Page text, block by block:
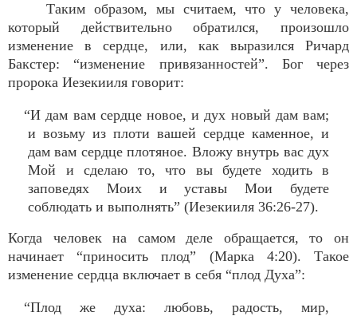
Таким образом, мы считаем, что у человека,
который действительно обратился, произошло
изменение в сердце, или, как выразился Ричард
Бакстер: “изменение привязанностей”. Бог через
пророка Иезекииля говорит:
“И дам вам сердце новое, и дух новый дам вам;
и возьму из плоти вашей сердце каменное, и
дам вам сердце плотяное. Вложу внутрь вас дух
Мой и сделаю то, что вы будете ходить в
заповедях Моих и уставы Мои будете
соблюдать и выполнять” (Иезекииля 36:26-27).
Когда человек на самом деле обращается, то он
начинает “приносить плод” (Марка 4:20). Такое
изменение сердца включает в себя “плод Духа”:
“Плод же духа: любовь, радость, мир,